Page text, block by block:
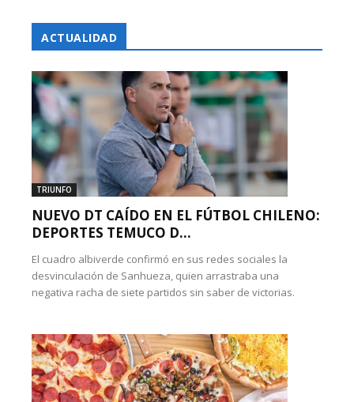
ACTUALIDAD
TRIUNFO
NUEVO DT CAÍDO EN EL FÚTBOL CHILENO:
DEPORTES TEMUCO D...
El cuadro albiverde confirmó en sus redes sociales la
desvinculación de Sanhueza, quien arrastraba una
negativa racha de siete partidos sin saber de victorias.